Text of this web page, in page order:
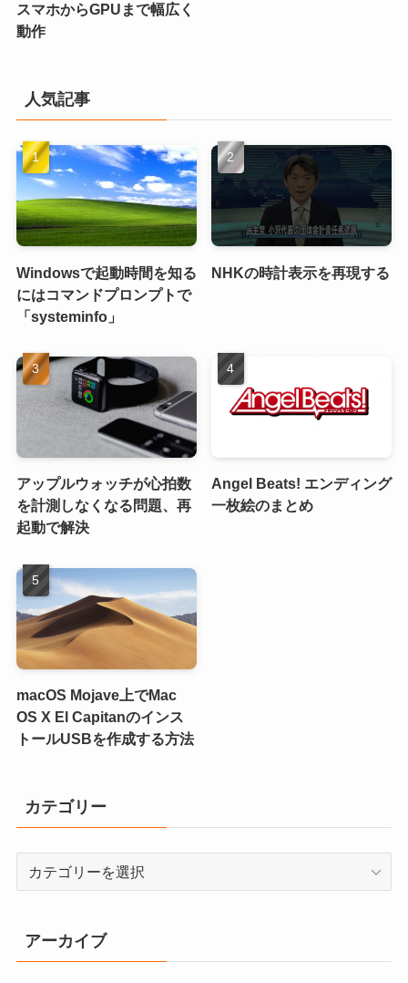
スマホからGPUまで幅広く
動作
人気記事
Windowsで起動時間を知る
にはコマンドプロンプトで
「systeminfo」
NHKの時計表示を再現する
アップルウォッチが心拍数
を計測しなくなる問題、再
起動で解決
Angel Beats! エンディング
一枚絵のまとめ
macOS Mojave上でMac
OS X El Capitanのインス
トールUSBを作成する方法
カテゴリー
リ
ー
アーカイブ